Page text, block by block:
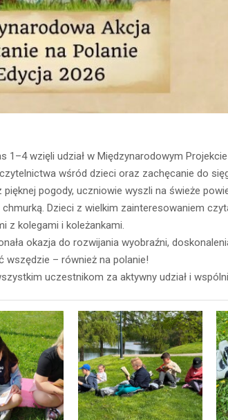
1–4 wzięli udział w Międzynarodowym
wśród dzieci oraz zachęcanie do
pięknej pogody, uczniowie wyszli na świeże
Dzieci z wielkim zainteresowaniem
z kolegami i koleżankami.
okazja do rozwijania wyobraźni,
wszędzie – również na polanie!
uczestnikom za aktywny udział i